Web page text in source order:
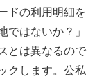
ドの利用明細を
ではないか？」
とは異なるので
クします。公私